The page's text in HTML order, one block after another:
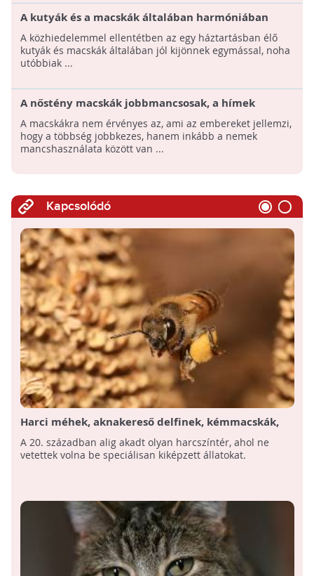
A kutyák és a macskák általában harmóniában
élnek egymással
A közhiedelemmel ellentétben az egy háztartásban élő
kutyák és macskák általában jól kijönnek egymással, noha
utóbbiak ...
A nőstény macskák jobbmancsosak, a hímek
inkább a balt használják
A macskákra nem érvényes az, ami az embereket jellemzi,
hogy a többség jobbkezes, hanem inkább a nemek
mancshasználata között van ...
Kapcsolódó
Harci méhek, aknakereső delfinek, kémmacskák,
avagy hadviselés állatokkal
A 20. században alig akadt olyan harcszíntér, ahol ne
vetettek volna be speciálisan kiképzett állatokat.